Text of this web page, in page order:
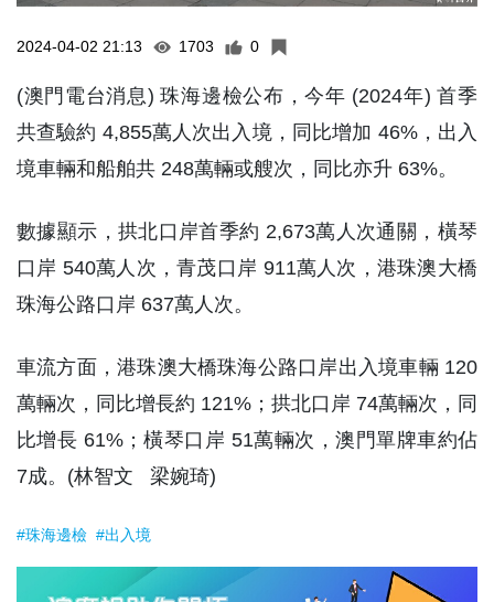
2024-04-02 21:13 1703 0
(澳門電台消息) 珠海邊檢公布，今年 (2024年) 首季
共查驗約 4,855萬人次出入境，同比增加 46%，出入
境車輛和船舶共 248萬輛或艘次，同比亦升 63%。
數據顯示，拱北口岸首季約 2,673萬人次通關，橫琴
口岸 540萬人次，青茂口岸 911萬人次，港珠澳大橋
珠海公路口岸 637萬人次。
車流方面，港珠澳大橋珠海公路口岸出入境車輛 120
萬輛次，同比增長約 121%；拱北口岸 74萬輛次，同
比增長 61%；橫琴口岸 51萬輛次，澳門單牌車約佔
7成。(林智文 梁婉琦)
#珠海邊檢 #出入境